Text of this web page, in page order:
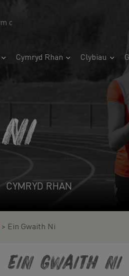
Cymryd Rhan Clybiau
CYMRYD RHAN
> Ein Gwaith Ni
Ein Gwaith Ni